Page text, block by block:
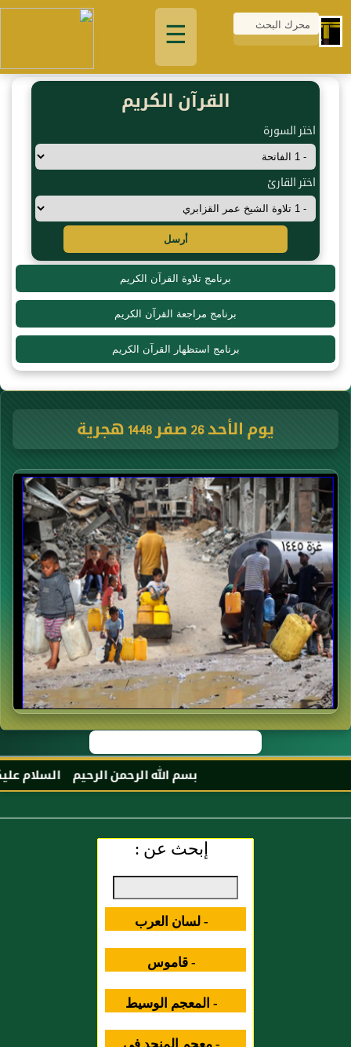
☰
القرآن الكريم
اختر السورة
اختر القارئ
أرسل
برنامج تلاوة القرآن الكريم
برنامج مراجعة القرآن الكريم
برنامج استظهار القرآن الكريم
يوم الأحد 26 صفر 1448 هجرية
بسم الله الرحمن الرحيم السلام
إبحث عن :
- لسان العرب
- قاموس
المصطلحات العلمية
- المعجم الوسيط